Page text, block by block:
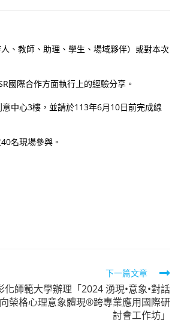
、教師、助理、學生、場域夥伴）或對本次
國際合作方面執行上的經驗分享。
中心3樓，並請於113年6月10日前完成線
名現場參與。
下一篇文章
化師範大學辦理「2024 湧現•意象•對話
榮格心理意象體現®跨專業應用國際研
討會工作坊」